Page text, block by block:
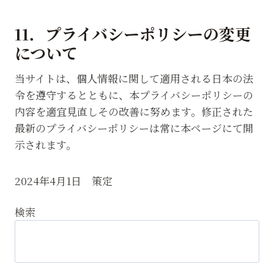
11．プライバシーポリシーの変更
について
当サイトは、個人情報に関して適用される日本の法
令を遵守するとともに、本プライバシーポリシーの
内容を適宜見直しその改善に努めます。修正された
最新のプライバシーポリシーは常に本ページにて開
示されます。
2024年4月1日 策定
検索